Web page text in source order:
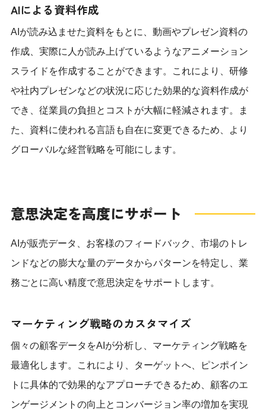
AIによる資料作成
AIが読み込ませた資料をもとに、動画やプレゼン資料の
作成、実際に人が読み上げているようなアニメーション
スライドを作成することができます。これにより、研修
や社内プレゼンなどの状況に応じた効果的な資料作成が
でき、従業員の負担とコストが大幅に軽減されます。ま
た、資料に使われる言語も自在に変更できるため、より
グローバルな経営戦略を可能にします。
意思決定を高度にサポート
AIが販売データ、お客様のフィードバック、市場のトレ
ンドなどの膨大な量のデータからパターンを特定し、業
務ごとに高い精度で意思決定をサポートします。
マーケティング戦略のカスタマイズ
個々の顧客データをAIが分析し、マーケティング戦略を
最適化します。これにより、ターゲットへ、ピンポイン
トに具体的で効果的なアプローチできるため、顧客のエ
ンゲージメントの向上とコンバージョン率の増加を実現